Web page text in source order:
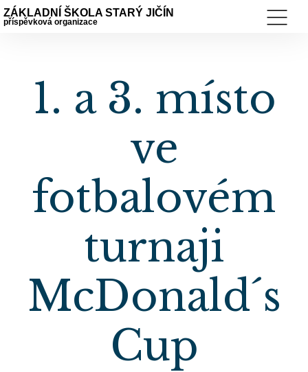
ZÁKLADNÍ ŠKOLA STARÝ JIČÍN
příspěvková organizace
1. a 3. místo
ve
fotbalovém
turnaji
McDonald´s
Cup